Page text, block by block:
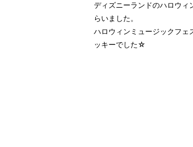
ディズニーランドのハロウィ
らいました。
ハロウィンミュージックフェ
ッキーでした☆